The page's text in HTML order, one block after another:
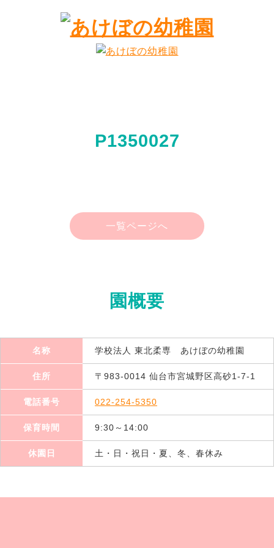
P1350027
一覧ページへ
園概要
名称 学校法人 東北柔専 あけぼの幼稚園
住所 〒983-0014 仙台市宮城野区高砂1-7-1
電話番号 022-254-5350
保育時間 9:30～14:00
休園日 土・日・祝日・夏、冬、春休み